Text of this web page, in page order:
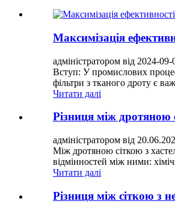
Максимізація
адміністратором від 2024-09-
Вступ: У промислових
фільтри з тканого дроту є
Читати далі
Різниця між дротяною
адміністратором від
Між дротяною сіткою з
відмінностей між ними:
Читати далі
Різниця між сіткою з